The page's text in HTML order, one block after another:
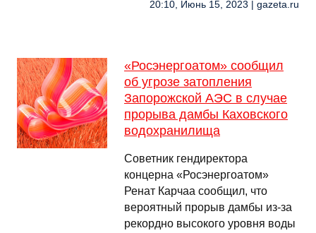
20:10, Июнь 15, 2023 | gazeta.ru
«Росэнергоатом» сообщил
об угрозе затопления
Запорожской АЭС в случае
прорыва дамбы Каховского
водохранилища
Советник гендиректора
концерна «Росэнергоатом»
Ренат Карчаа сообщил, что
вероятный прорыв дамбы из-за
рекордно высокого уровня воды